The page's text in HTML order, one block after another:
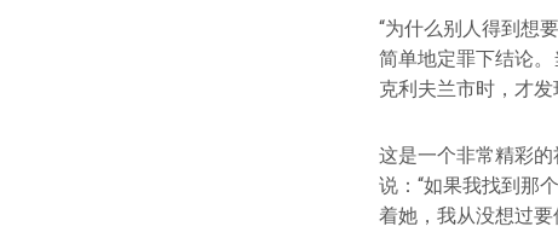
“为什么别人得到想
简单地定罪下结论
克利夫兰市时，才
这是一个非常精彩
说：“如果我找到那
着她，我从没想过要